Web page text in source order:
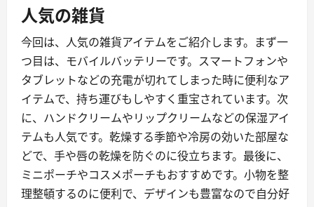
人気の雑貨
今回は、人気の雑貨アイテムをご紹介します。まず一
つ目は、モバイルバッテリーです。スマートフォンや
タブレットなどの充電が切れてしまった時に便利なア
イテムで、持ち運びもしやすく重宝されています。次
に、ハンドクリームやリップクリームなどの保湿アイ
テムも人気です。乾燥する季節や冷房の効いた部屋な
どで、手や唇の乾燥を防ぐのに役立ちます。最後に、
ミニポーチやコスメポーチもおすすめです。小物を整
理整頓するのに便利で、デザインも豊富なので自分好